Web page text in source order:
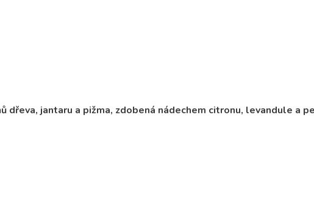
dřeva, jantaru a pižma, zdobená nádechem citronu, levandule a